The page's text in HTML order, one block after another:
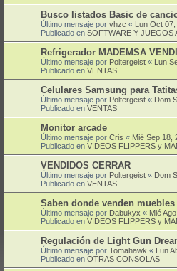
Busco listados Basic de
Último mensaje por vhzc « Lun Oct
Publicado en SOFTWARE Y JUEGOS
Refrigerador MADEMSA
Último mensaje por Poltergeist « Lun
Publicado en VENTAS
Celulares Samsung para
Último mensaje por Poltergeist « Dom
Publicado en VENTAS
Monitor arcade
Último mensaje por Cris « Mié Sep 18,
Publicado en VIDEOS FLIPPERS y
VENDIDOS CERRAR
Último mensaje por Poltergeist « Dom
Publicado en VENTAS
Saben donde venden muebles
Último mensaje por Dabukyx « Mié
Publicado en VIDEOS FLIPPERS y
Regulación de Light Gun
Último mensaje por Tomahawk « Lun
Publicado en OTRAS CONSOLAS